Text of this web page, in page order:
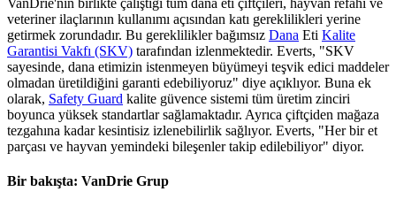
veteriner ilaçlarının kullanımı açısından katı gereklilikleri yerine
getirmek zorundadır. Bu gereklilikler bağımsız Dana Eti Kalite
Garantisi Vakfı (SKV) tarafından izlenmektedir. Everts, "SKV
sayesinde, dana etimizin istenmeyen büyümeyi teşvik edici maddeler
olmadan üretildiğini garanti edebiliyoruz" diye açıklıyor. Buna ek
olarak, Safety Guard kalite güvence sistemi tüm üretim zinciri
boyunca yüksek standartlar sağlamaktadır. Ayrıca çiftçiden mağaza
tezgahına kadar kesintisiz izlenebilirlik sağlıyor. Everts, "Her bir et
parçası ve hayvan yemindeki bileşenler takip edilebiliyor" diyor.
Bir bakışta: VanDrie Grup